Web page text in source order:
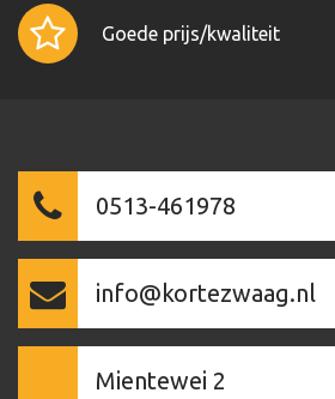
Goede prijs/kwaliteit
0513-461978
info@kortezwaag.nl
Mientewei 2